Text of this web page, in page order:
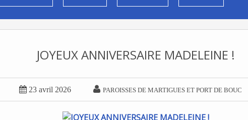
JOYEUX ANNIVERSAIRE MADELEINE !
 23 avril 2026  PAROISSES DE MARTIGUES ET PORT DE BOUC